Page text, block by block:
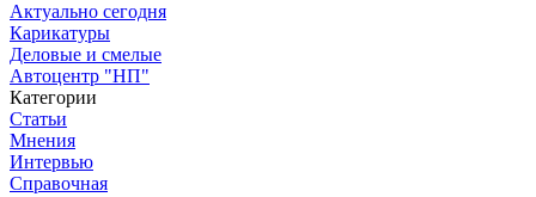
Актуально сегодня
Карикатуры
Деловые и смелые
Автоцентр "НП"
Категории
Статьи
Мнения
Интервью
Справочная